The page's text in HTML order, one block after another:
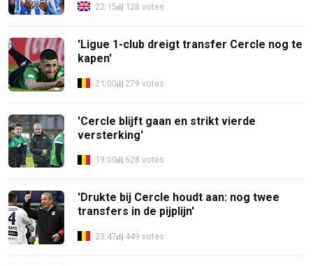
22:15 128 votes
'Ligue 1-club dreigt transfer Cercle nog te
kapen'
21:00 279 votes
'Cercle blijft gaan en strikt vierde
versterking'
19:00 628 votes
'Drukte bij Cercle houdt aan: nog twee
transfers in de pijplijn'
23:47 449 votes